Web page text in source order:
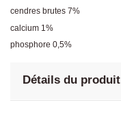
cendres brutes 7%
calcium 1%
phosphore 0,5%
Détails du produit